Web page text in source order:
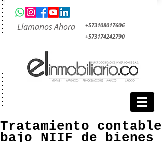
Llamanos Ahora
+573108017606
+573174242790
Tratamiento contable
bajo NIIF de bienes